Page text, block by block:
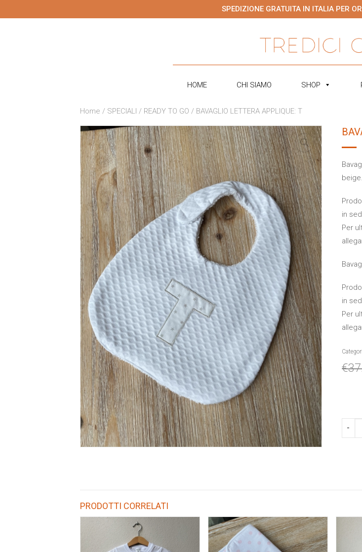
SPEDIZIONE GRATUITA IN ITALIA PER
HOME CHI SIAMO SHOP
Home / SPECIALI / READY TO GO / BAVAGLIO LETTERA APPLIQUE: T
beige.
in
Per
in
Per
€
PRODOTTI CORRELATI